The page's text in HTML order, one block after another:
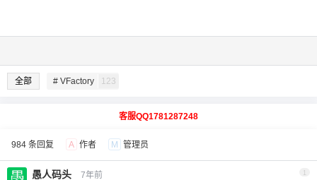
全部 # VFactory 123
客服QQ1781287248
984 条回复 A 作者 M 管理员
愚人码头 7年前 1